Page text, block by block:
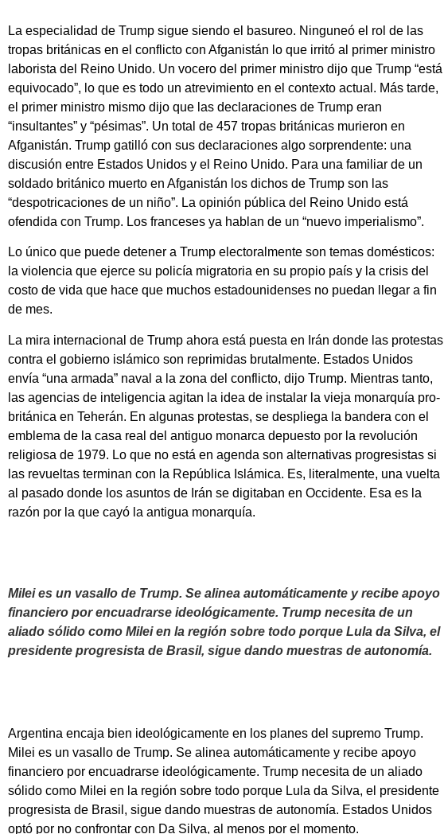
La especialidad de Trump sigue siendo el basureo. Ninguneó el rol de las
tropas británicas en el conflicto con Afganistán lo que irritó al primer ministro
laborista del Reino Unido. Un vocero del primer ministro dijo que Trump “está
equivocado”, lo que es todo un atrevimiento en el contexto actual. Más tarde,
el primer ministro mismo dijo que las declaraciones de Trump eran
“insultantes” y “pésimas”. Un total de 457 tropas británicas murieron en
Afganistán. Trump gatilló con sus declaraciones algo sorprendente: una
discusión entre Estados Unidos y el Reino Unido. Para una familiar de un
soldado británico muerto en Afganistán los dichos de Trump son las
“despotricaciones de un niño”. La opinión pública del Reino Unido está
ofendida con Trump. Los franceses ya hablan de un “nuevo imperialismo”.
Lo único que puede detener a Trump electoralmente son temas domésticos:
la violencia que ejerce su policía migratoria en su propio país y la crisis del
costo de vida que hace que muchos estadounidenses no puedan llegar a fin
de mes.
La mira internacional de Trump ahora está puesta en Irán donde las protestas
contra el gobierno islámico son reprimidas brutalmente. Estados Unidos
envía “una armada” naval a la zona del conflicto, dijo Trump. Mientras tanto,
las agencias de inteligencia agitan la idea de instalar la vieja monarquía pro-
británica en Teherán. En algunas protestas, se despliega la bandera con el
emblema de la casa real del antiguo monarca depuesto por la revolución
religiosa de 1979. Lo que no está en agenda son alternativas progresistas si
las revueltas terminan con la República Islámica. Es, literalmente, una vuelta
al pasado donde los asuntos de Irán se digitaban en Occidente. Esa es la
razón por la que cayó la antigua monarquía.
Milei es un vasallo de Trump. Se alinea automáticamente y recibe apoyo
financiero por encuadrarse ideológicamente. Trump necesita de un
aliado sólido como Milei en la región sobre todo porque Lula da Silva, el
presidente progresista de Brasil, sigue dando muestras de autonomía.
Argentina encaja bien ideológicamente en los planes del supremo Trump.
Milei es un vasallo de Trump. Se alinea automáticamente y recibe apoyo
financiero por encuadrarse ideológicamente. Trump necesita de un aliado
sólido como Milei en la región sobre todo porque Lula da Silva, el presidente
progresista de Brasil, sigue dando muestras de autonomía. Estados Unidos
optó por no confrontar con Da Silva, al menos por el momento.